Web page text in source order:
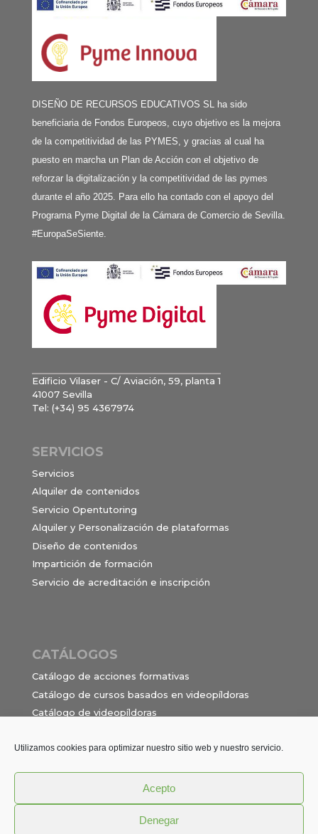
Utilizamos cookies para optimizar nuestro sitio web y nuestro servicio.
Acepto
Denegar
DISEÑO DE RECURSOS EDUCATIVOS SL ha sido
beneficiaria de Fondos Europeos, cuyo objetivo es la mejora
de la competitividad de las PYMES, y gracias al cual ha
puesto en marcha un Plan de Acción con el objetivo de
reforzar la digitalización y la competitividad de las pymes
durante el año 2025. Para ello ha contado con el apoyo del
Programa Pyme Digital de la Cámara de Comercio de Sevilla.
#EuropaSeSiente.
Edificio Vilaser - C/ Aviación, 59, planta 1
41007 Sevilla
Tel: (+34) 95 4367974
SERVICIOS
Servicios
Alquiler de contenidos
Servicio Opentutoring
Alquiler y Personalización de plataformas
Diseño de contenidos
Impartición de formación
Servicio de acreditación e inscripción
CATÁLOGOS
Catálogo de acciones formativas
Catálogo de cursos basados en videopíldoras
Catálogo de videopíldoras
formación en alternancia
Política de privacidad
Términos y Condiciones
Aviso Legal
Cookies